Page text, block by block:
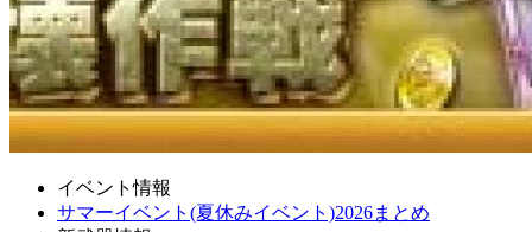
イベント情報
サマーイベント(夏休みイベント)2026まとめ